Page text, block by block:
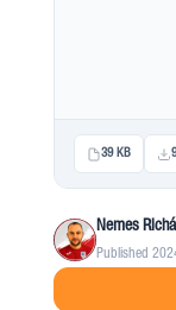
39 KB
Nemes
Published